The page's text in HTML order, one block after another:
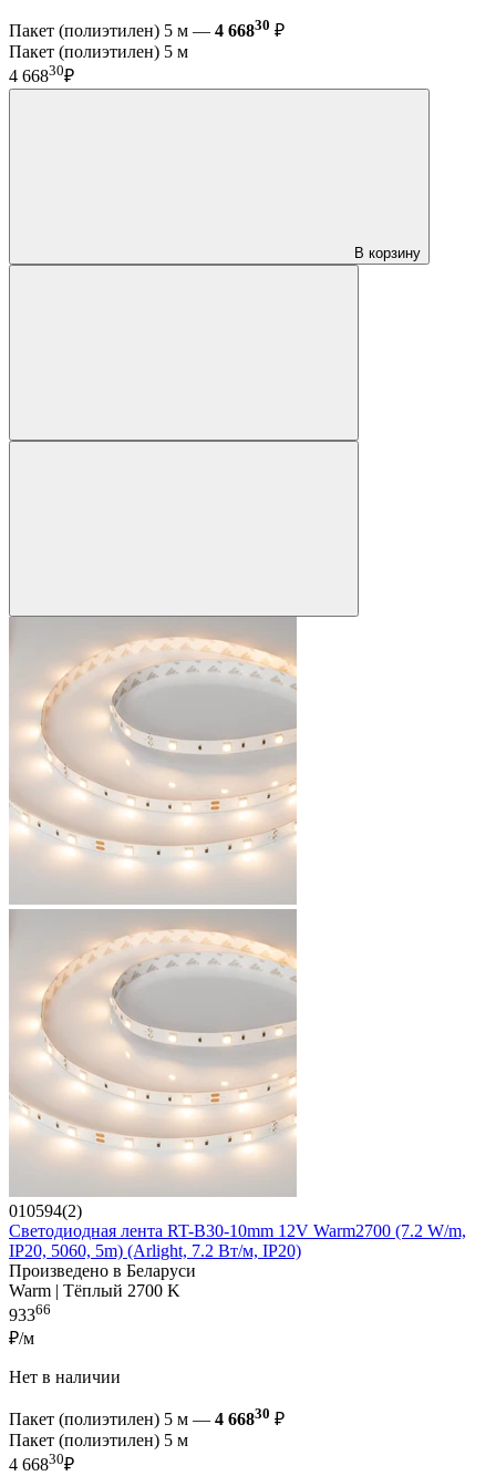
Пакет (полиэтилен) 5 м — 4 66830 ₽
Пакет (полиэтилен) 5 м
4 66830₽
В корзину
010594(2)
Светодиодная лента RT-B30-10mm 12V Warm2700 (7.2 W/m,
IP20, 5060, 5m) (Arlight, 7.2 Вт/м, IP20)
Произведено в Беларуси
Warm | Тёплый 2700 K
93366
₽/м
Нет в наличии
Пакет (полиэтилен) 5 м — 4 66830 ₽
Пакет (полиэтилен) 5 м
4 66830₽